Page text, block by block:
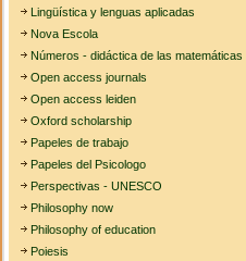
Lingüística y lenguas aplicadas
Nova Escola
Números - didáctica de las matemáticas
Open access journals
Open access leiden
Oxford scholarship
Papeles de trabajo
Papeles del Psicologo
Perspectivas - UNESCO
Philosophy now
Philosophy of education
Poiesis